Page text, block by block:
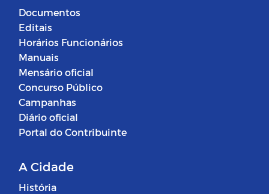
Documentos
Editais
Horários Funcionários
Manuais
Mensário oficial
Concurso Público
Campanhas
Diário oficial
Portal do Contribuinte
A Cidade
História